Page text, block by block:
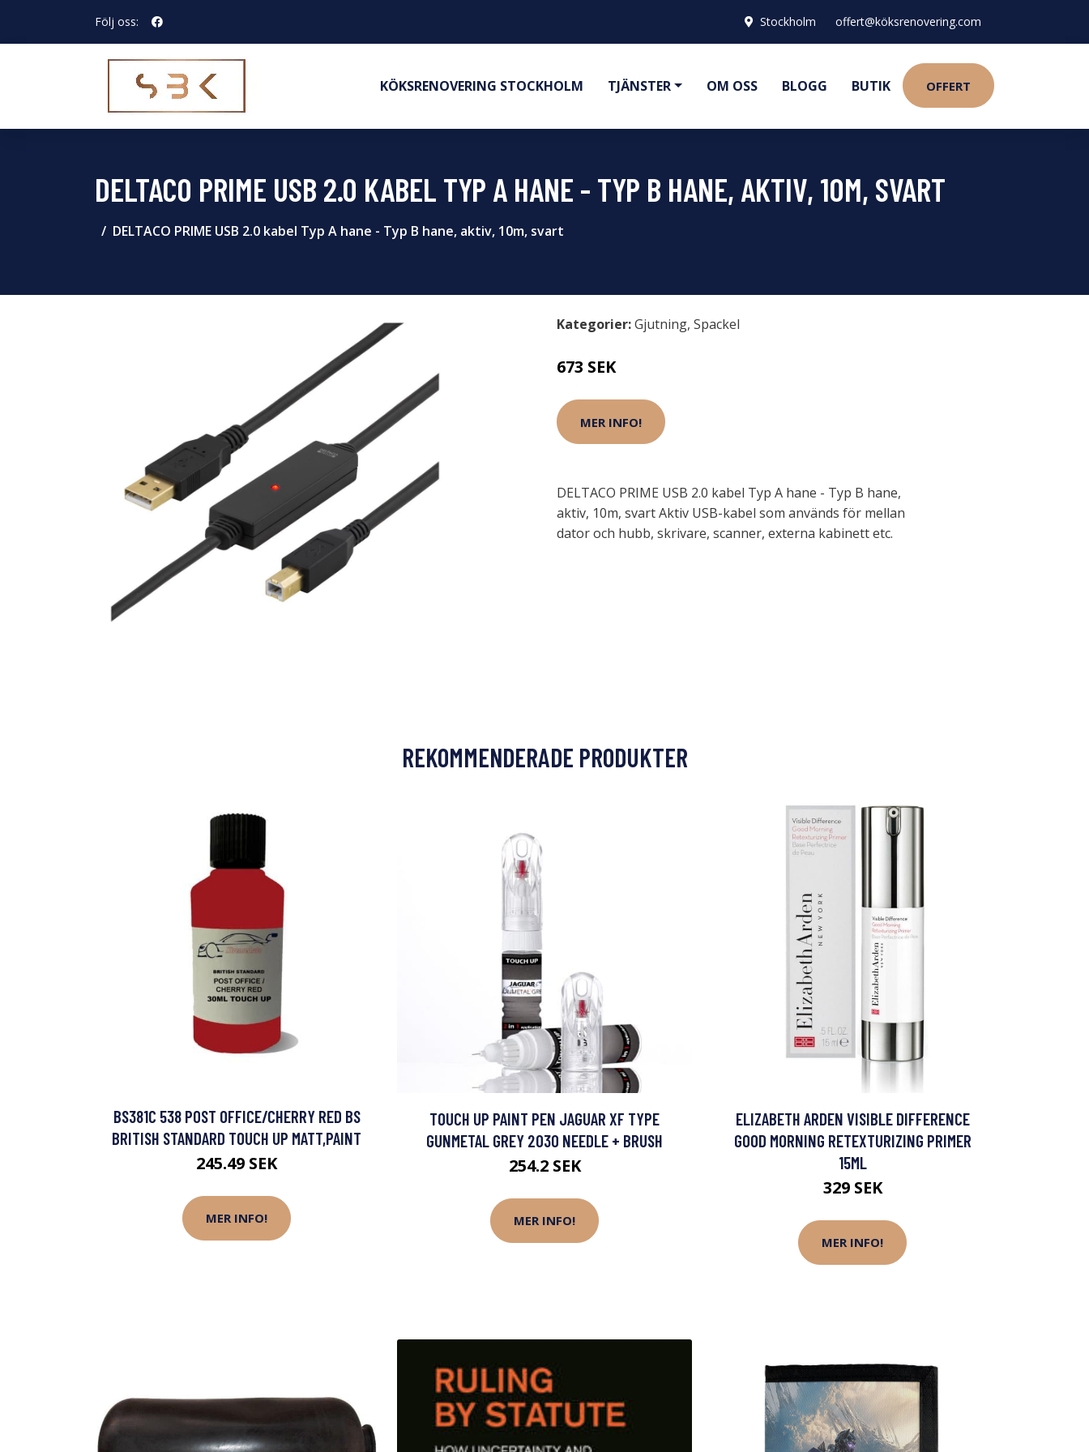
Följ oss: Stockholm offert@köksrenovering.com
KÖKSRENOVERING STOCKHOLM TJÄNSTER OM OSS BLOGG BUTIK OFFERT
DELTACO PRIME USB 2.0 KABEL TYP A HANE - TYP B HANE, AKTIV, 10M, SVART
DELTACO PRIME USB 2.0 kabel Typ A hane - Typ B hane, aktiv, 10m, svart
Kategorier:Gjutning, Spackel
673 SEK
MER INFO!
DELTACO PRIME USB 2.0 kabel Typ A hane - Typ B hane,
aktiv, 10m, svart Aktiv USB-kabel som används för mellan
dator och hubb, skrivare, scanner, externa kabinett etc.
REKOMMENDERADE PRODUKTER
BS381C 538 POST OFFICE/CHERRY RED BS
BRITISH STANDARD TOUCH UP MATT,PAINT
245.49 SEK
MER INFO!
TOUCH UP PAINT PEN JAGUAR XF TYPE
GUNMETAL GREY 2030 NEEDLE + BRUSH
254.2 SEK
MER INFO!
ELIZABETH ARDEN VISIBLE DIFFERENCE
GOOD MORNING RETEXTURIZING PRIMER
15ML
329 SEK
MER INFO!